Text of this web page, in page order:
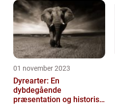
01 november 2023
Dyrearter: En
dybdegående
præsentation og historisk